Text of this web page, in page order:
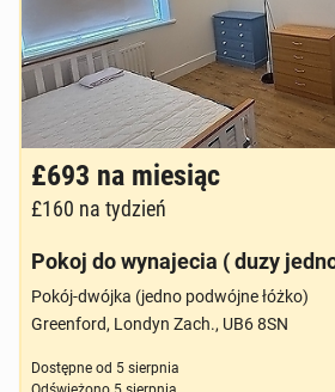
£693 na miesiąc
£160 na tydzień
Pokoj do wynajecia ( duzy
Pokój-dwójka (jedno podwójne łóżko)
Greenford, Londyn Zach., UB6 8SN
Dostępne od 5 sierpnia